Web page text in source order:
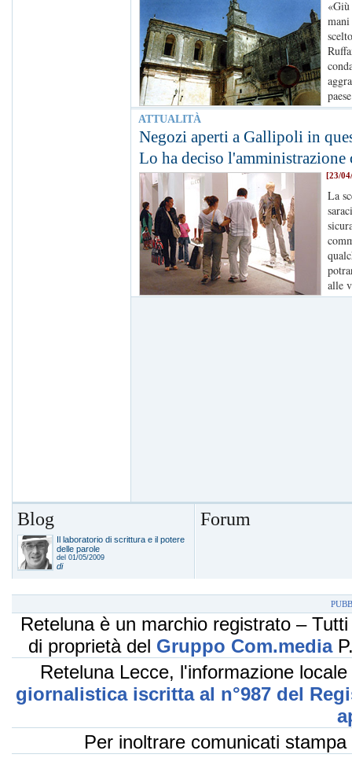
ATTUALITÀ
Negozi aperti a Gallipoli in
Lo ha deciso l'amministrazione
[23/
La
alle
Blog
Il laboratorio di scrittura e il potere
delle parole
del 01/05/2009
di
Forum
Reteluna è un marchio registrato –
di proprietà del Gruppo Com.media
Reteluna Lecce, l'informazione
giornalistica iscritta al n°987 del
Per inoltrare comunicati